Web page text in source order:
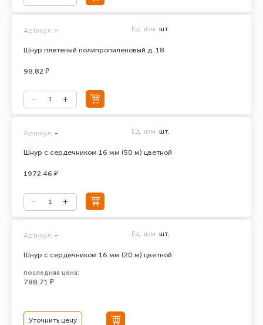
Шнур плетеный полипропиленовый д. 18
Артикул: - Ед. изм. шт.
98.82 ₽
Шнур с сердечником 16 мм (50 м) цветной
Артикул: - Ед. изм. шт.
1972.46 ₽
Шнур с сердечником 16 мм (20 м) цветной
Артикул: - Ед. изм. шт.
последняя цена:
788.71 ₽
Уточнить цену